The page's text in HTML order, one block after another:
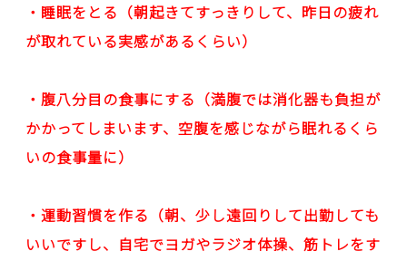
・睡眠をとる（朝起きてすっきりして、昨日の疲れ
が取れている実感があるくらい）
・腹八分目の食事にする（満腹では消化器も負担が
かかってしまいます、空腹を感じながら眠れるくら
いの食事量に）
・運動習慣を作る（朝、少し遠回りして出勤しても
いいですし、自宅でヨガやラジオ体操、筋トレをす